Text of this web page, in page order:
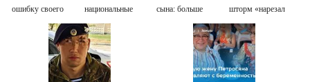
ошибку своего
отца: бездействие
против Трампа
национальные
интересы России
сына: больше
молчать нет
шторм «нарезал
задач»
горожанам и
службам
Сызрани